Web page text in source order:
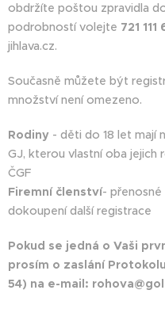
obdržíte poštou zpravidla
podrobností volejte 721 111
jihlava.cz.
Současně můžete být
množství není omezeno.
Rodiny - děti do 18 let mají
GJ, kterou vlastní oba jejich
ČGF
Firemní členství- přenosné
dokoupení další registrace
Pokud se jedná o Vaši
prosím o zaslání
54) na e-mail: